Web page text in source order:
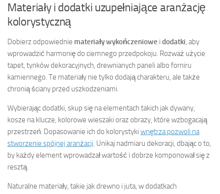
Materiały i dodatki uzupełniające aranżację
kolorystyczną
Dobierz odpowiednie materiały wykończeniowe i dodatki , aby
wprowadzić harmonię do ciemnego przedpokoju. Rozważ użycie
tapet, tynków dekoracyjnych, drewnianych paneli albo forniru
kamiennego. Te materiały nie tylko dodają charakteru, ale także
chronią ściany przed uszkodzeniami.
Wybierając dodatki, skup się na elementach takich jak dywany,
kosze na klucze, kolorowe wieszaki oraz obrazy, które wzbogacają
przestrzeń. Dopasowanie ich do kolorystyki wnętrza pozwoli na
stworzenie spójnej aranżacji . Unikaj nadmiaru dekoracji, dbając o to,
by każdy element wprowadzał wartość i dobrze komponował się z
resztą.
Naturalne materiały, takie jak drewno i juta, w dodatkach